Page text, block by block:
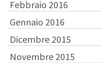
Febbraio 2016
Gennaio 2016
Dicembre 2015
Novembre 2015